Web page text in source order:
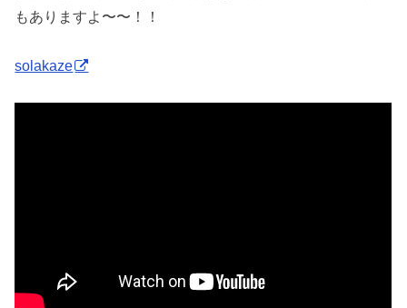
もありますよ〜〜！！
solakaze